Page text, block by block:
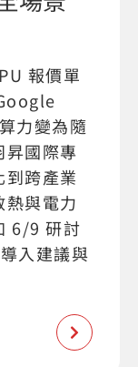
報價單
力變為隨
昇國際專
跨產業
與電力
6/9 研討
入建議與